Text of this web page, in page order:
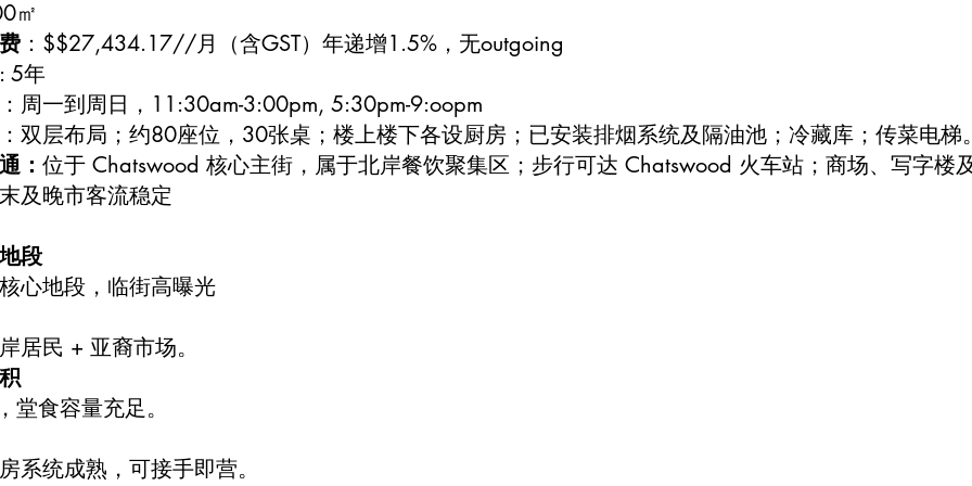
㎡
：$$27,434.17//月（含GST）年递增1.5%，无outgoing
: 5年
：周一到周日，11:30am-3:00pm, 5:30pm-9:oopm
：双层布局；约80座位，30张桌；楼上楼下各设厨房；已安装排烟系统及隔油池；冷藏库；传菜电梯。
： 位于 Chatswood 核心主街，属于北岸餐饮聚集区；步行可达 Chatswood 火车站；商场、写字楼
及晚市客流稳定
段
心地段，临街高曝光
居民 + 亚裔市场。
堂食容量充足。
系统成熟，可接手即营。